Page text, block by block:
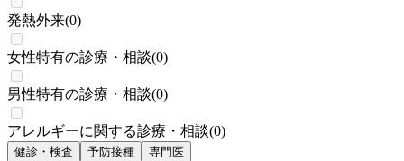
発熱外来(0)
女性特有の診療・相談(0)
男性特有の診療・相談(0)
アレルギーに関する診療・相談(0)
健診・検査 予防接種
専門医